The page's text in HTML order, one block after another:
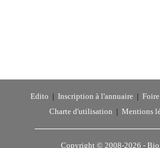
Edito Inscription à l'annuaire
Charte d'utilisation
Mentions
Copyright © 2008-2026 - Bio